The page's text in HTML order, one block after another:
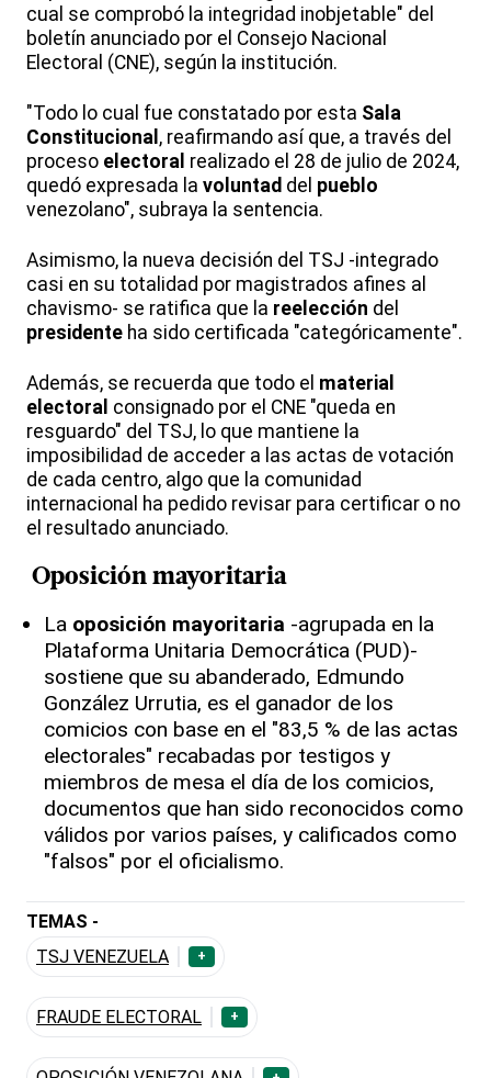
cual se comprobó la integridad inobjetable" del
boletín anunciado por el Consejo Nacional
Electoral (CNE), según la institución.
"Todo lo cual fue constatado por esta Sala
Constitucional , reafirmando así que, a través del
proceso electoral realizado el 28 de julio de 2024,
quedó expresada la voluntad del pueblo
venezolano", subraya la sentencia.
Asimismo, la nueva decisión del TSJ -integrado
casi en su totalidad por magistrados afines al
chavismo- se ratifica que la reelección del
presidente ha sido certificada "categóricamente".
Además, se recuerda que todo el material
electoral consignado por el CNE "queda en
resguardo" del TSJ, lo que mantiene la
imposibilidad de acceder a las actas de votación
de cada centro, algo que la comunidad
internacional ha pedido revisar para certificar o no
el resultado anunciado.
Oposición mayoritaria
La oposición mayoritaria -agrupada en la
Plataforma Unitaria Democrática (PUD)-
sostiene que su abanderado, Edmundo
González Urrutia, es el ganador de los
comicios con base en el "83,5 % de las actas
electorales" recabadas por testigos y
miembros de mesa el día de los comicios,
documentos que han sido reconocidos como
válidos por varios países, y calificados como
"falsos" por el oficialismo.
TEMAS -
TSJ VENEZUELA
+
FRAUDE ELECTORAL +